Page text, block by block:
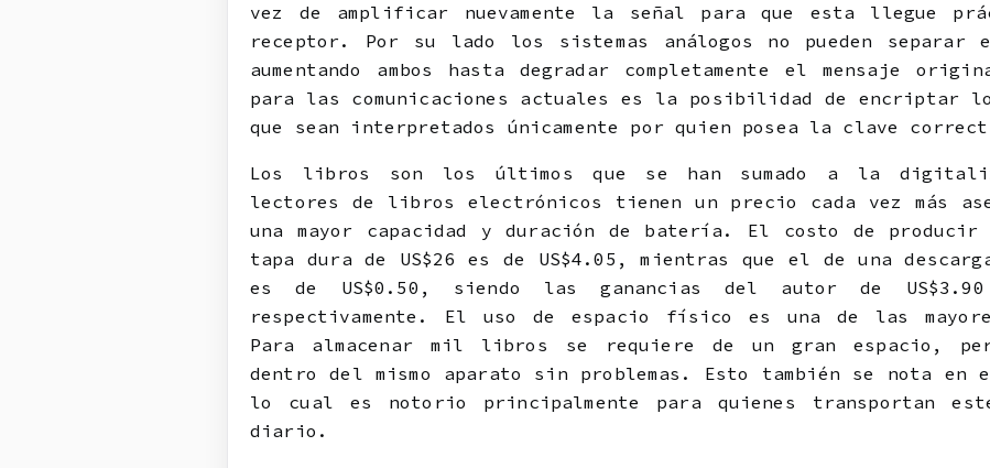
vez de amplificar nuevamente la señal para que esta llegue
receptor. Por su lado los sistemas análogos no pueden
aumentando ambos hasta degradar completamente el mensaje
para las comunicaciones actuales es la posibilidad de encriptar
que sean interpretados únicamente por quien posea la clave
Los libros son los últimos que se han sumado a la
lectores de libros electrónicos tienen un precio cada vez más
una mayor capacidad y duración de batería. El costo de
tapa dura de US$26 es de US$4.05, mientras que el de una
es de US$0.50, siendo las ganancias del autor de US$3.90
respectivamente. El uso de espacio físico es una de las
Para almacenar mil libros se requiere de un gran espacio,
dentro del mismo aparato sin problemas. Esto también se nota
lo cual es notorio principalmente para quienes transportan
diario.